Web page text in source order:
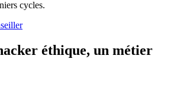
cycles.
éthique, un métier